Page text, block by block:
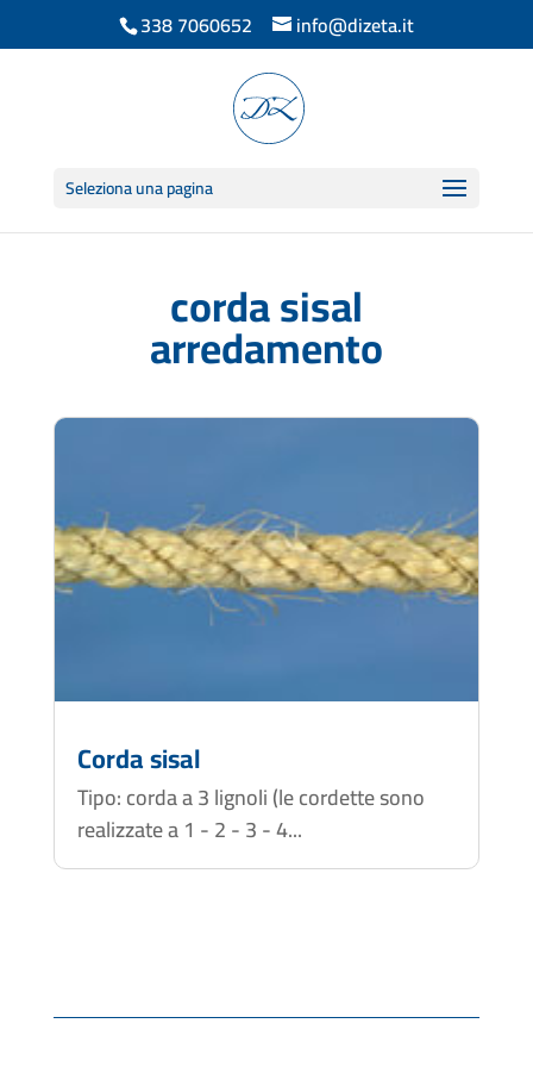
338 7060652 info@dizeta.it
Seleziona una pagina
corda sisal
arredamento
Corda sisal
Tipo: corda a 3 lignoli (le cordette sono
realizzate a 1 - 2 - 3 - 4...